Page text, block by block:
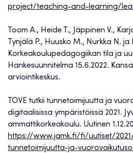
project/teaching-and-learning/
Toom A., Heide T., Jäppinen V.,
Tynjälä P., Huusko M., Nurkka N. ja
Korkeakoulupedagogiikan tila ja
Hankesuunnitelma 15.6.2022.
arviointikeskus.
TOVE tutkii tunnetoimijuutta ja
digitaalisissa ympäristöissä 2021.
ammattikorkeakoulu. Uutinen
https://www.jamk.fi/fi/uutiset/
tunnetoimijuutta-ja-